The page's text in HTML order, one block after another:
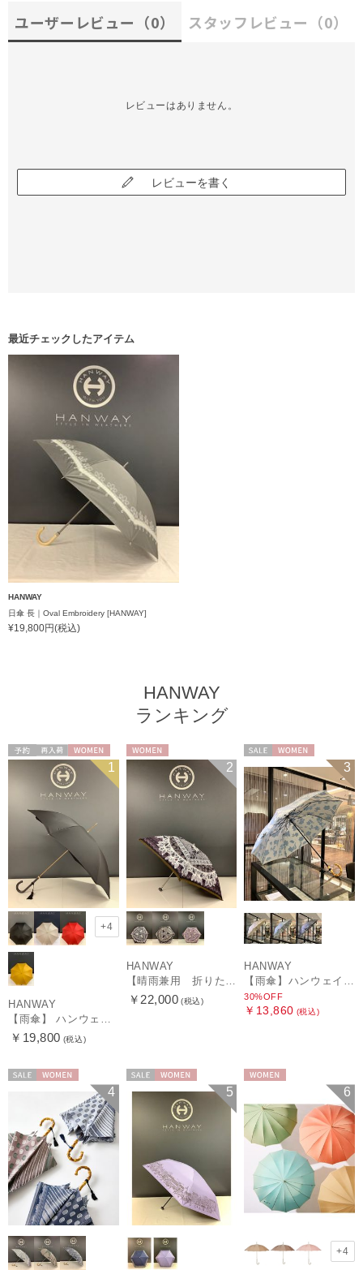
ユーザーレビュー （0） スタッフレビュー （0）
レビューはありません。
レビューを書く
最近チェックしたアイテム
HANWAY
日傘 長｜Oval Embroidery [HANWAY]
¥19,800円(税込)
HANWAY
ランキング
予約 再入荷 WOMEN 1
+4
HANWAY
【雨傘】 ハンウェイ （HANWAY） Couturier クチュリエ 長傘 日本製
￥19,800 (税込)
WOMEN 2
HANWAY
【晴雨兼用 折りたたみ日傘】ハンウェイ（ＨＡＮＷＡＹ）Vestido de frida（べスティード・デ・フリーダ）
￥22,000 (税込)
3
HANWAY
【雨傘】ハンウェイ (HANWAY) Lily CJ（リリー・シー・ジェー） 日本製 親骨：51～55cm
30%OFF
￥13,860 (税込)
4 5 6
+4